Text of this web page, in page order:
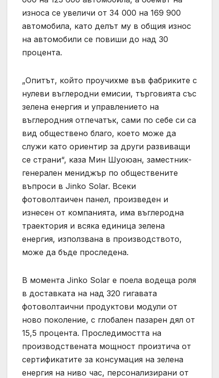
износа се увеличи от 34 000 на 169 900
автомобила, като делът му в общия износ
на автомобили се повиши до над 30
процента.
„Опитът, който проучихме във фабриките с
нулеви въглеродни емисии, търговията със
зелена енергия и управлението на
въглеродния отпечатък, сами по себе си са
вид обществено благо, което може да
служи като ориентир за други развиващи
се страни“, каза Мин Шуоюан, заместник-
генерален мениджър по обществените
въпроси в Jinko Solar. Всеки
фотоволтаичен панел, произведен и
изнесен от компанията, има въглеродна
траектория и всяка единица зелена
енергия, използвана в производството,
може да бъде проследена.
В момента Jinko Solar е поела водеща роля
в доставката на над 320 гигавата
фотоволтаични продуктови модули от
ново поколение, с глобален пазарен дял от
15,5 процента. Проследимостта на
производствената мощност произтича от
сертификатите за консумация на зелена
енергия на ниво час, персонализирани от